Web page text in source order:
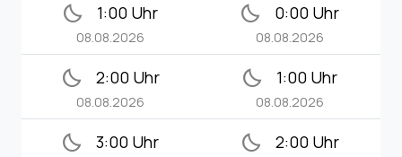
bedtime 1:00 Uhr
08.08.2026
bedtime 0:00 Uhr
08.08.2026
bedtime 2:00 Uhr
08.08.2026
bedtime 1:00 Uhr
08.08.2026
bedtime 3:00 Uhr bedtime 2:00 Uhr